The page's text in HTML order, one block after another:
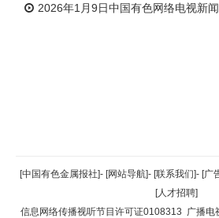
2026年1月9日中国有色网络电视新闻
返回顶部
返回首页
[中国有色金属报社]- [网站导航]- [联系我们]- [广
[人才招聘]
信息网络传播视听节目许可证0108313 广播电